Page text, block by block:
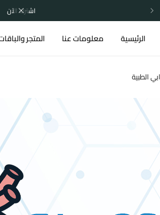
اشترك الآن
الرئيسية معلومات عنا المتجر
الطبية